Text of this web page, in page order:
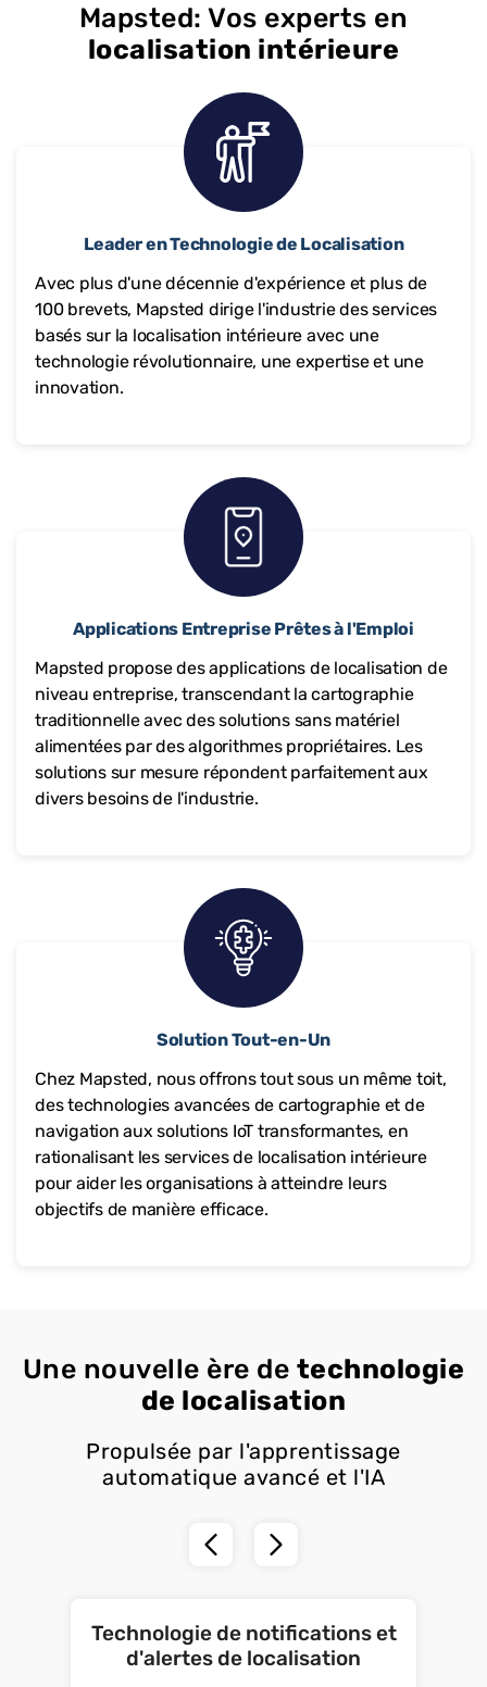
Mapsted: Vos experts en
localisation intérieure
Leader en Technologie de Localisation
Avec plus d'une décennie d'expérience et plus de
100 brevets, Mapsted dirige l'industrie des services
basés sur la localisation intérieure avec une
technologie révolutionnaire, une expertise et une
innovation.
Applications Entreprise Prêtes à l'Emploi
Mapsted propose des applications de localisation de
niveau entreprise, transcendant la cartographie
traditionnelle avec des solutions sans matériel
alimentées par des algorithmes propriétaires. Les
solutions sur mesure répondent parfaitement aux
divers besoins de l'industrie.
Solution Tout-en-Un
Chez Mapsted, nous offrons tout sous un même toit,
des technologies avancées de cartographie et de
navigation aux solutions IoT transformantes, en
rationalisant les services de localisation intérieure
pour aider les organisations à atteindre leurs
objectifs de manière efficace.
Une nouvelle ère de technologie
de localisation
Propulsée par l'apprentissage
automatique avancé et l'IA
Technologie de notifications et
d'alertes de localisation